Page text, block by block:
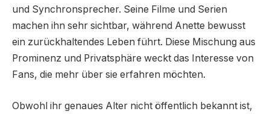
und Synchronsprecher. Seine Filme und Serien
machen ihn sehr sichtbar, während Anette bewusst
ein zurückhaltendes Leben führt. Diese Mischung aus
Prominenz und Privatsphäre weckt das Interesse von
Fans, die mehr über sie erfahren möchten.
Obwohl ihr genaues Alter nicht öffentlich bekannt ist,